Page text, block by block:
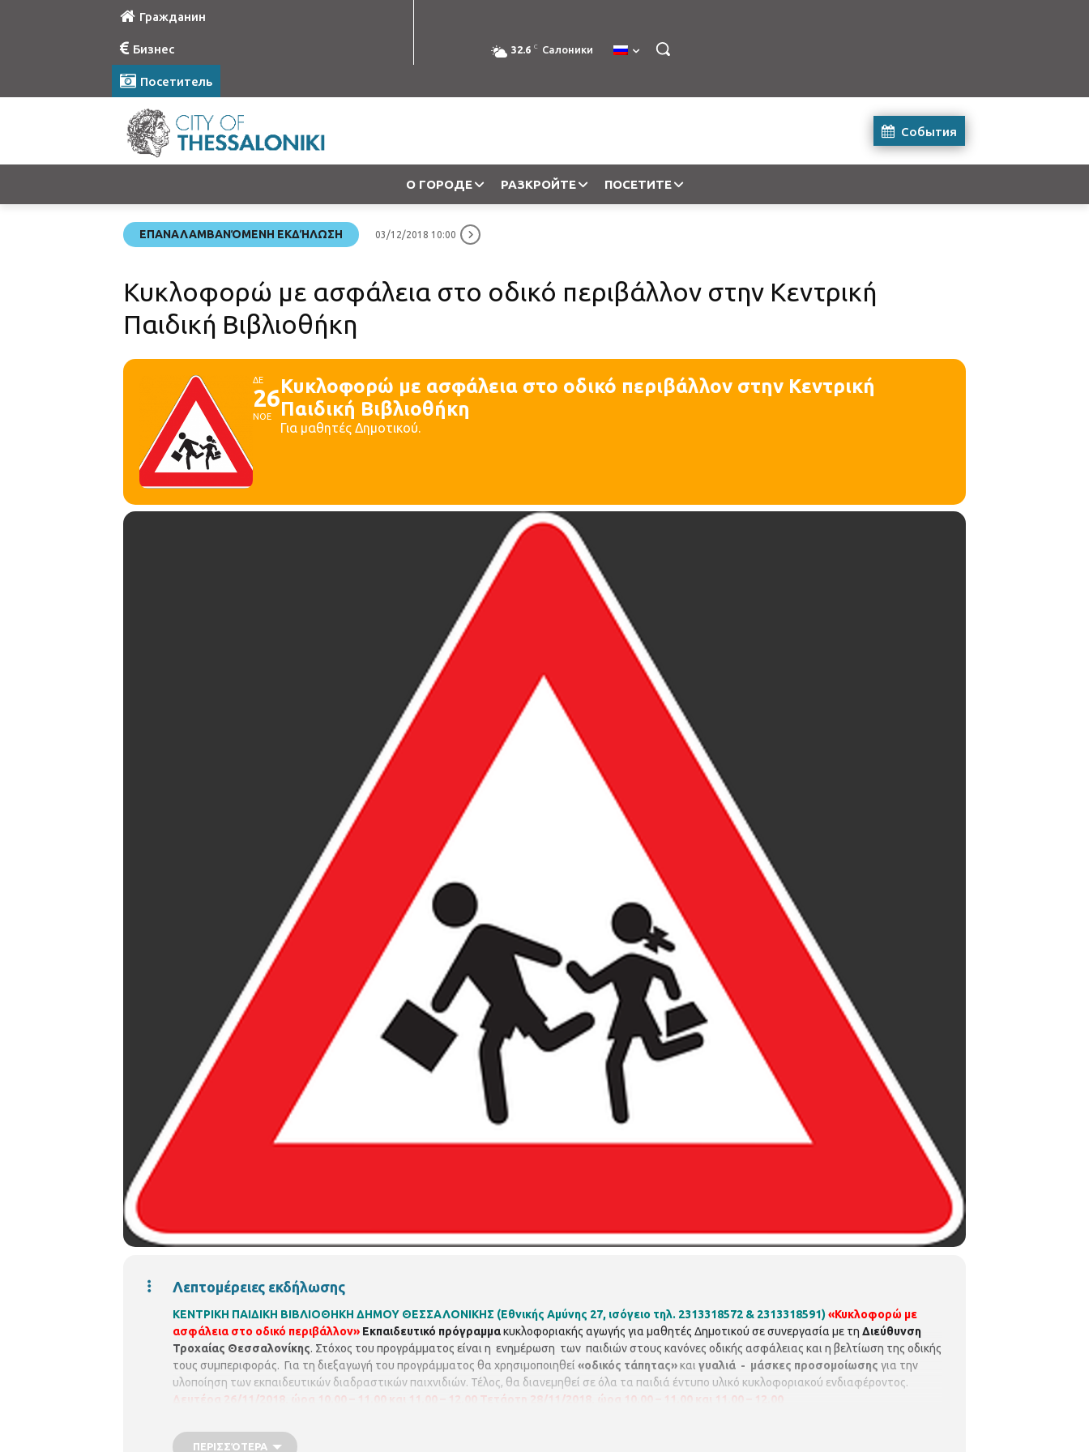
Гражданин
Бизнес
Посетитель
32.6 C Салоники
События
О ГОРОДЕ РАЗКРОЙТЕ ПОСЕТИТЕ
ΕΠΑΝΑΛΑΜΒΑΝΌΜΕΝΗ ΕΚΔΉΛΩΣΗ 03/12/2018 10:00
Κυκλοφορώ με ασφάλεια στο οδικό περιβάλλον στην Κεντρική
Παιδική Βιβλιοθήκη
ΔΕ
26
ΝΟΕ
Κυκλοφορώ με ασφάλεια στο οδικό περιβάλλον στην Κεντρική
Παιδική Βιβλιοθήκη
Για μαθητές Δημοτικού.
Λεπτομέρειες εκδήλωσης
ΚΕΝΤΡΙΚΗ ΠΑΙΔΙΚΗ ΒΙΒΛΙΟΘΗΚΗ ΔΗΜΟΥ ΘΕΣΣΑΛΟΝΙΚΗΣ (Εθνικής Αμύνης 27, ισόγειο τηλ. 2313318572 & 2313318591)«Κυκλοφορώ με
ασφάλεια στο οδικό περιβάλλον» Εκπαιδευτικό πρόγραμμακυκλοφοριακής αγωγής για μαθητές Δημοτικού σε συνεργασία με τη Διεύθυνση
Τροχαίας Θεσσαλονίκης. Στόχος του προγράμματος είναι η ενημέρωση των παιδιών στους κανόνες οδικής ασφάλειας και η βελτίωση της οδικής
τους συμπεριφοράς. Για τη διεξαγωγή του προγράμματος θα χρησιμοποιηθεί «οδικός τάπητας»και γυαλιά - μάσκες προσομοίωσης για την
υλοποίηση των εκπαιδευτικών διαδραστικών παιχνιδιών. Τέλος, θα διανεμηθεί σε όλα τα παιδιά έντυπο υλικό κυκλοφοριακού ενδιαφέροντος.
Δευτέρα 26/11/2018, ώρα 10.00 – 11.00 και 11.00 – 12.00 Τετάρτη 28/11/2018, ώρα 10.00 – 11.00 και 11.00 – 12.00
ΠΕΡΙΣΣΌΤΕΡΑ